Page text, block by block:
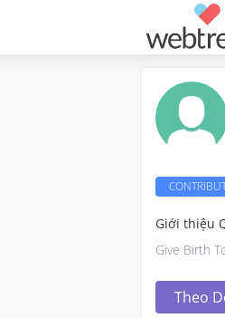
Giới thiệu
Give Birth
Theo